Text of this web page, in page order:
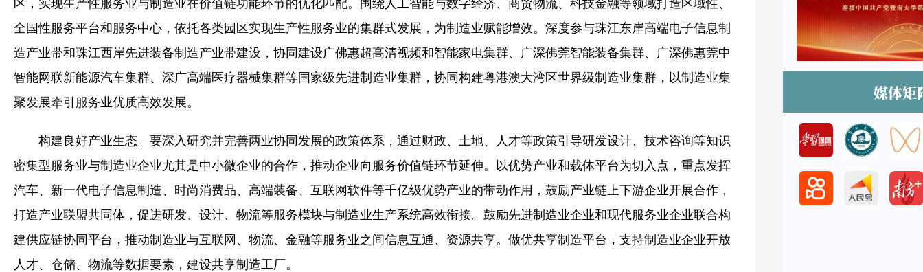
区，实现生产性服务业与制造业在价值链功能环节的优化匹配。围绕人工智能与数字经济、商贸物流、科技金融等领域打造区域性、
全国性服务平台和服务中心，依托各类园区实现生产性服务业的集群式发展，为制造业赋能增效。深度参与珠江东岸高端电子信息制
造产业带和珠江西岸先进装备制造产业带建设，协同建设广佛惠超高清视频和智能家电集群、广深佛莞智能装备集群、广深佛惠莞中
智能网联新能源汽车集群、深广高端医疗器械集群等国家级先进制造业集群，协同构建粤港澳大湾区世界级制造业集群，以制造业集
聚发展牵引服务业优质高效发展。
构建良好产业生态。要深入研究并完善两业协同发展的政策体系，通过财政、土地、人才等政策引导研发设计、技术咨询等知识
密集型服务业与制造业企业尤其是中小微企业的合作，推动企业向服务价值链环节延伸。以优势产业和载体平台为切入点，重点发挥
汽车、新一代电子信息制造、时尚消费品、高端装备、互联网软件等千亿级优势产业的带动作用，鼓励产业链上下游企业开展合作，
打造产业联盟共同体，促进研发、设计、物流等服务模块与制造业生产系统高效衔接。鼓励先进制造业企业和现代服务业企业联合构
建供应链协同平台，推动制造业与互联网、物流、金融等服务业之间信息互通、资源共享。做优共享制造平台，支持制造业企业开放
人才、仓储、物流等数据要素，建设共享制造工厂。
媒体矩